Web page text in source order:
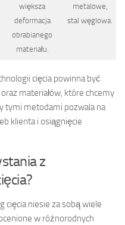
większa
deformacja
obrabianego
materiału.
metalowe,
stal węglowa.
cięcia powinna być
materiałów, które chcemy
tymi metodami pozwala na
klienta i osiągnięcie
z
cięcia niesie za sobą wiele
w różnorodnych